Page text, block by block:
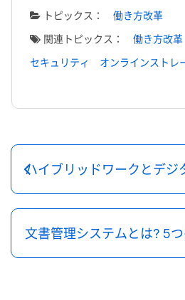
トピックス：
働き方改革
関連トピックス：
働き方改革
セキュリティ
オンラインストレ